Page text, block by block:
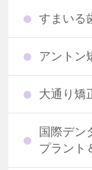
すまい
アントン
大通り矯
国際デン
プラント